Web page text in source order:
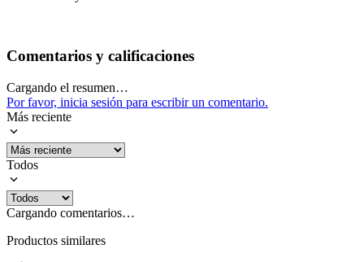
Comentarios y calificaciones
Cargando el resumen…
Por favor, inicia sesión para escribir un comentario.
Más reciente
Todos
Cargando comentarios…
Productos similares